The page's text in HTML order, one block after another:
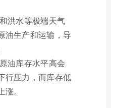
洪水等极端天气
油生产和运输，导
原油库存水平高会
行压力，而库存低
。